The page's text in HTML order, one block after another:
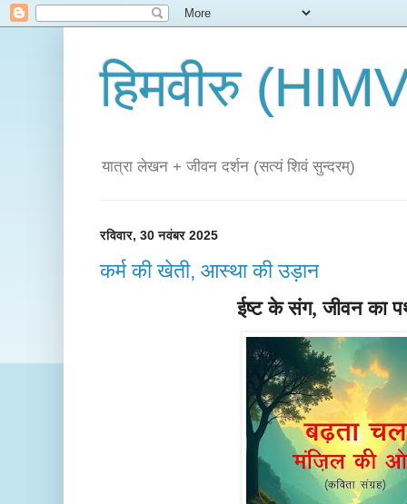
हिमवीरु
यात्रा लेखन + जीवन दर्शन (सत्यं शिवं सुन्दरम्)
रविवार, 30 नवंबर 2025
कर्म की खेती, आस्था की उड़ान
ईष्ट के संग, जीवन का